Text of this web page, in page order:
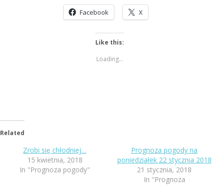
Facebook X
Like this:
Loading...
Related
Zrobi się chłodniej…
15 kwietnia, 2018
In "Prognoza pogody"
Prognoza pogody na
poniedziałek 22 stycznia 2018
21 stycznia, 2018
In "Prognoza